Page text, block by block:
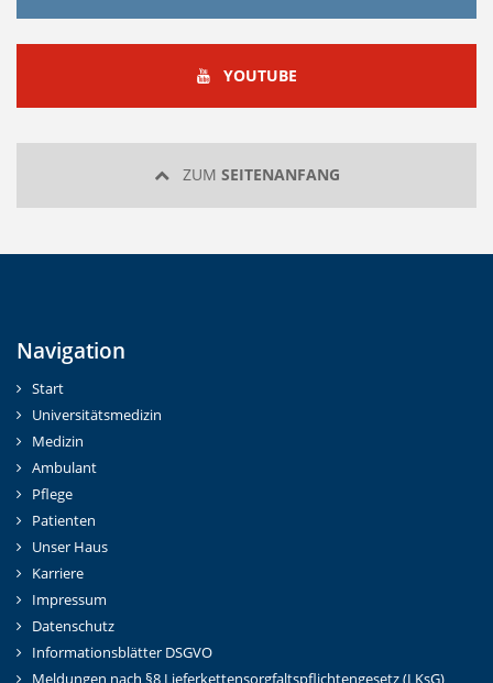
YOUTUBEYOUTUBE
ZUM SEITENANFANG
Navigation
Start
Universitätsmedizin
Medizin
Ambulant
Pflege
Patienten
Unser Haus
Karriere
Impressum
Datenschutz
Informationsblätter DSGVO